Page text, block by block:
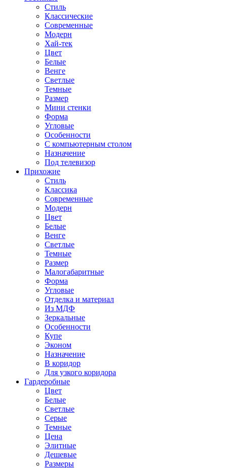
Стиль
Классические
Современные
Модерн
Хай-тек
Цвет
Белые
Венге
Светлые
Темные
Размер
Мини стенки
Форма
Угловые
Особенности
С компьютерным столом
Назначение
Под телевизор
Прихожие
Стиль
Классика
Современные
Модерн
Цвет
Белые
Венге
Светлые
Темные
Размер
Малогабаритные
Форма
Угловые
Отделка и материал
Из МДФ
Зеркальные
Особенности
Купе
Эконом
Назначение
В коридор
Для узкого коридора
Гардеробные
Цвет
Белые
Светлые
Серые
Темные
Цена
Элитные
Дешевые
Размеры